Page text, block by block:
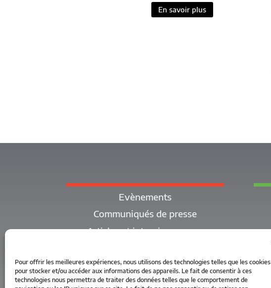
Pour offrir les meilleures expériences, nous utilisons des technologies telles que les cookies
pour stocker et/ou accéder aux informations des appareils. Le fait de consentir à ces
technologies nous permettra de traiter des données telles que le comportement de
En savoir plus
Evènements
Communiqués de presse
Articles et interviews parus